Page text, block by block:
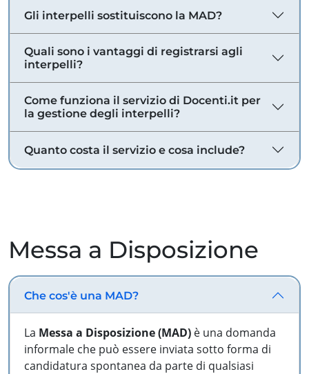
Gli interpelli sostituiscono la MAD?
Quali sono i vantaggi di registrarsi agli
interpelli?
Come funziona il servizio di Docenti.it per
la gestione degli interpelli?
Quanto costa il servizio e cosa include?
Messa a Disposizione
Che cos'è una MAD?
La Messa a Disposizione (MAD) è una domanda
informale che può essere inviata sotto forma di
candidatura spontanea da parte di qualsiasi